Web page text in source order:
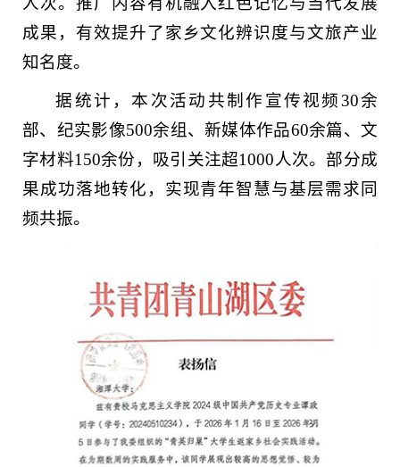
成果，有效提升了家乡文化辨识度与文旅产业
知名度。
据统计，本次活动共制作宣传视频30余
部、纪实影像500余组、新媒体作品60余篇、文
字材料150余份，吸引关注超1000人次。部分成
果成功落地转化，实现青年智慧与基层需求同
频共振。